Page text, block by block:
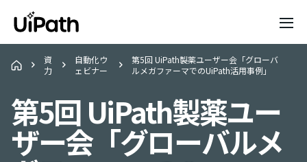
資
力
自動化ウ
ェビナー
第5回 UiPath製薬ユーザー会「グローバ
ルメガファーマでのUiPath活用事例」
第5回 UiPath製薬ユー
ザー会「グローバルメ